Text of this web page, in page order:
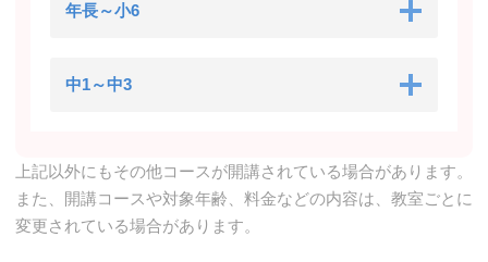
年長～小6
中1～中3
上記以外にもその他コースが開講されている場合があります。
また、開講コースや対象年齢、料金などの内容は、教室ごとに
変更されている場合があります。